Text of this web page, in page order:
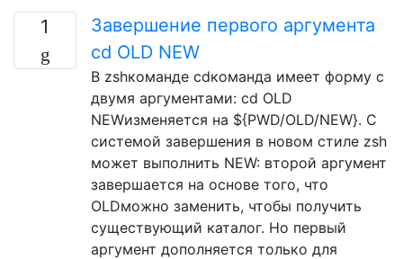
1
Завершение первого аргумента
cd OLD NEW
В zshкоманде cdкоманда имеет форму с
двумя аргументами: cd OLD
NEWизменяется на ${PWD/OLD/NEW}. С
системой завершения в новом стиле zsh
может выполнить NEW: второй аргумент
завершается на основе того, что
OLDможно заменить, чтобы получить
существующий каталог. Но первый
аргумент дополняется только для